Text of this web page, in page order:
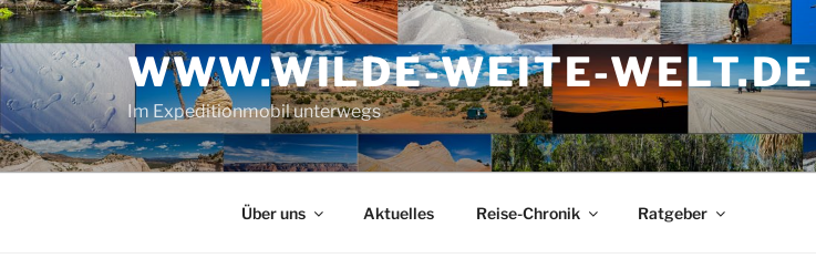
Zum
Inhalt
springen
WWW.WILDE-WEITE-WELT.DE
Im Expeditionmobil unterwegs
Über uns Aktuelles Reise-Chronik Ratgeber